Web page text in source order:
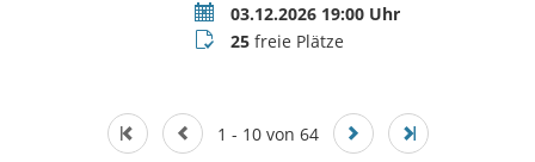
Termin03.12.2026 19:00 Uhr
Buchungsstatus
25freie Plätze
1 - 10 von 64